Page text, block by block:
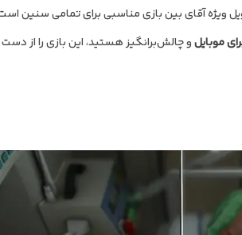
ویژه آقای بین بازی مناسبی برای تمامی سنین
موبایلو چالش‌برانگیز هستید، این بازی را از